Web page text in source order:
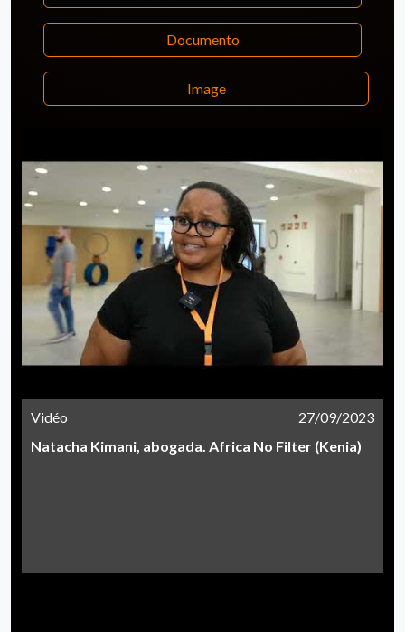
Documento
Image
Vidéo
27/09/2023
Natacha Kimani, abogada. Africa No Filter (Kenia)